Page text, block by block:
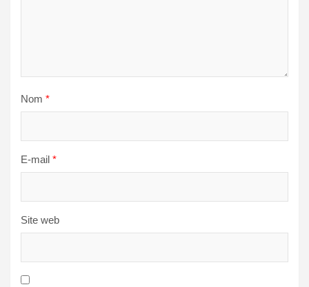
Nom *
E-mail *
Site web